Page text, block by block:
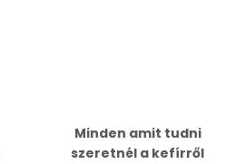
Minden amit tudni
szeretnél a kefírről